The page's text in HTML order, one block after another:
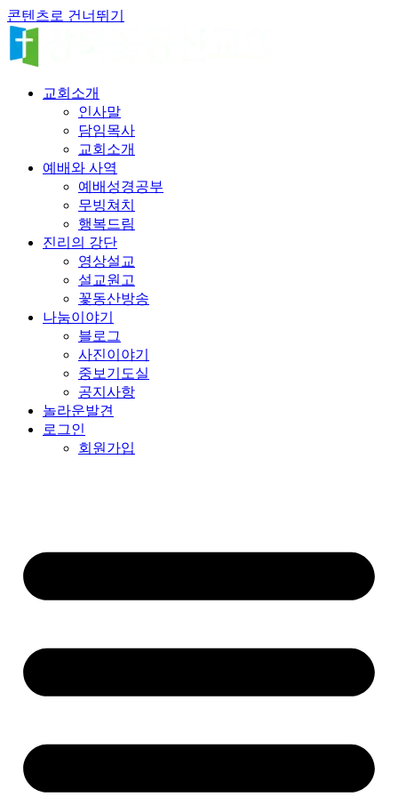
콘텐츠로 건너뛰기
교회소개
인사말
담임목사
교회소개
예배와 사역
예배성경공부
무빙쳐치
행복드림
진리의 강단
영상설교
설교원고
꽃동산방송
나눔이야기
블로그
사진이야기
중보기도실
공지사항
놀라운발견
로그인
회원가입